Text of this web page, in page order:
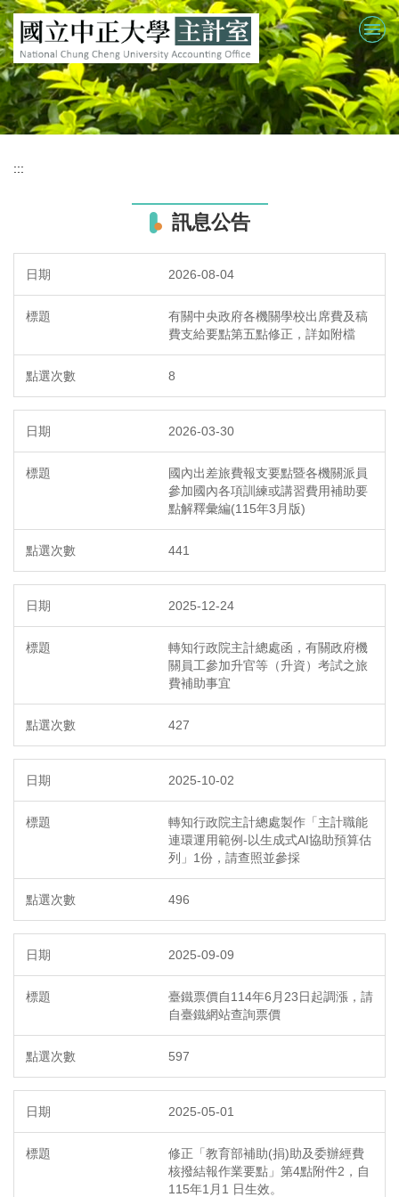
跳
到
主
要
內
容
區
:::
訊息公告
2026-08-04
有關中央政府各機關學校出席費及稿
費支給要點第五點修正，詳如附檔
8
2026-03-30
國內出差旅費報支要點暨各機關派員
參加國內各項訓練或講習費用補助要
點解釋彙編(115年3月版)
441
2025-12-24
轉知行政院主計總處函，有關政府機
關員工參加升官等（升資）考試之旅
費補助事宜
427
2025-10-02
轉知行政院主計總處製作「主計職能
連環運用範例-以生成式AI協助預算估
列」1份，請查照並參採
496
2025-09-09
臺鐵票價自114年6月23日起調漲，請
自臺鐵網站查詢票價
597
2025-05-01
修正「教育部補助(捐)助及委辦經費
核撥結報作業要點」第4點附件2，自
115年1月1 日生效。